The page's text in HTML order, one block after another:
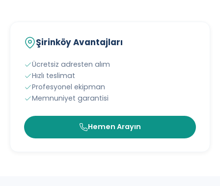
Şirinköy Avantajları
Ücretsiz adresten alım
Hızlı teslimat
Profesyonel ekipman
Memnuniyet garantisi
Hemen Arayın